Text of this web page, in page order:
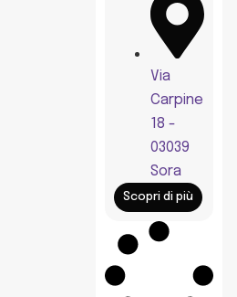
Via
Carpine
18 -
03039
Sora
Scopri di più